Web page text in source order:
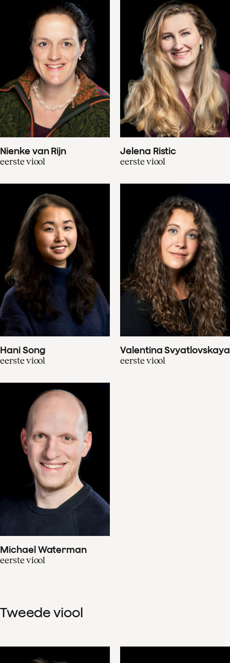
Nienke van Rijn
eerste viool
Jelena Ristic
eerste viool
Hani Song
eerste viool
Valentina Svyatlovskaya
eerste viool
Michael Waterman
eerste viool
Tweede viool